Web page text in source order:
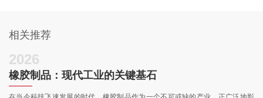
相关推荐
2026
橡胶制品：现代工业的关键基石